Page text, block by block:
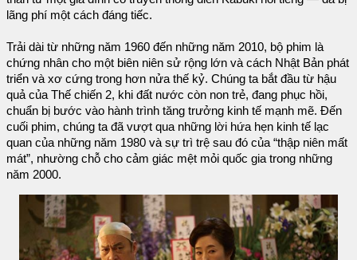
lãng phí một cách đáng tiếc.
Trải dài từ những năm 1960 đến những năm 2010, bộ phim là
chứng nhân cho một biên niên sử rộng lớn và cách Nhật Bản phát
triển và xơ cứng trong hơn nửa thế kỷ. Chúng ta bắt đầu từ hậu
quả của Thế chiến 2, khi đất nước còn non trẻ, đang phục hồi,
chuẩn bị bước vào hành trình tăng trưởng kinh tế mạnh mẽ. Đến
cuối phim, chúng ta đã vượt qua những lời hứa hẹn kinh tế lạc
quan của những năm 1980 và sự trì trệ sau đó của “thập niên mất
mát”, nhường chỗ cho cảm giác mệt mỏi quốc gia trong những
năm 2000.